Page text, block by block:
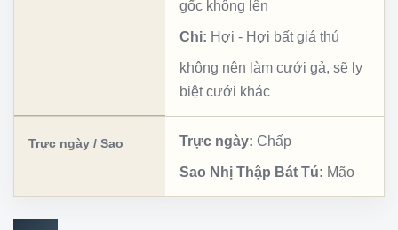
gốc không lên
Chi: Hợi - Hợi bất giá thú
không nên làm cưới gả, sẽ ly
biệt cưới khác
Trực ngày / Sao Trực ngày: Chấp
Sao Nhị Thập Bát Tú: Mão